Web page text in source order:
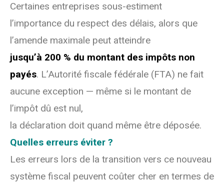
Certaines entreprises sous-estiment
l’importance du respect des délais, alors que
l’amende maximale peut atteindre
jusqu’à 200 % du montant des impôts non
payés. L’Autorité fiscale fédérale (FTA) ne fait
aucune exception — même si le montant de
l’impôt dû est nul,
la déclaration doit quand même être déposée.
Quelles erreurs éviter ?
Les erreurs lors de la transition vers ce nouveau
système fiscal peuvent coûter cher en termes de